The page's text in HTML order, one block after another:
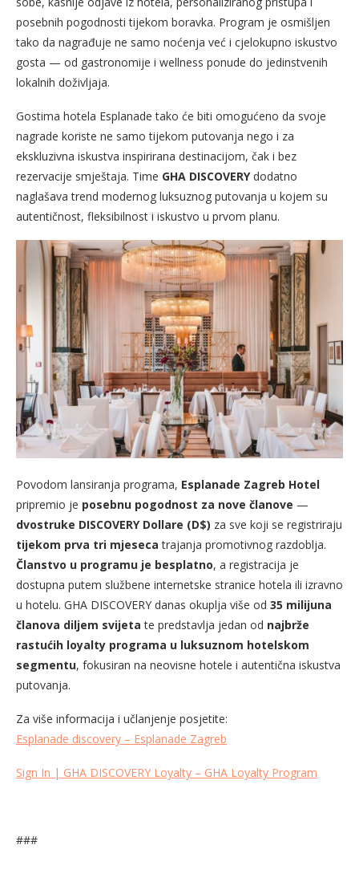
posebnih pogodnosti tijekom boravka. Program je osmišljen
tako da nagrađuje ne samo noćenja već i cjelokupno iskustvo
gosta — od gastronomije i wellness ponude do jedinstvenih
lokalnih doživljaja.
Gostima hotela Esplanade tako će biti omogućeno da svoje
nagrade koriste ne samo tijekom putovanja nego i za
ekskluzivna iskustva inspirirana destinacijom, čak i bez
rezervacije smještaja. Time GHA DISCOVERYdodatno
naglašava trend modernog luksuznog putovanja u kojem su
autentičnost, fleksibilnost i iskustvo u prvom planu.
Povodom lansiranja programa, Esplanade Zagreb Hotel
pripremio je posebnu pogodnost za nove članove —
dvostruke DISCOVERY Dollare (D$) za sve koji se registriraju
tijekom prva tri mjeseca trajanja promotivnog razdoblja.
Članstvo u programu je besplatno, a registracija je
dostupna putem službene internetske stranice hotela ili izravno
u hotelu. GHA DISCOVERY danas okuplja više od 35 milijuna
članova diljem svijeta te predstavlja jedan od najbrže
rastućih loyalty programa u luksuznom hotelskom
segmentu, fokusiran na neovisne hotele i autentična iskustva
putovanja.
Za više informacija i učlanjenje posjetite:
Esplanade discovery – Esplanade Zagreb
Sign In | GHA DISCOVERY Loyalty – GHA Loyalty Program
###